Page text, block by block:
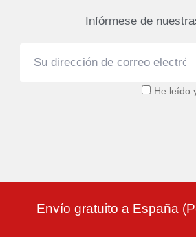
Infórmese de
He leído
Envío gratuito a España